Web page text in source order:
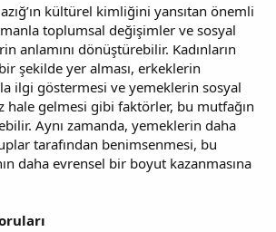
kültürel kimliğini yansıtan önemli
toplumsal değişimler ve sosyal
anlamını dönüştürebilir. Kadınların
şekilde yer alması, erkeklerin
ilgi göstermesi ve yemeklerin sosyal
hale gelmesi gibi faktörler, bu mutfağın
Aynı zamanda, yemeklerin daha
tarafından benimsenmesi, bu
daha evrensel bir boyut kazanmasına